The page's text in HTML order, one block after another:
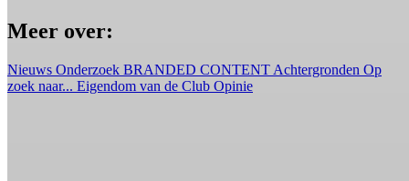
Meer over:
Nieuws Onderzoek BRANDED CONTENT Achtergronden Op
zoek naar... Eigendom van de Club Opinie